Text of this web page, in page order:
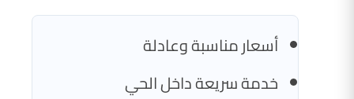
أسعار مناسبة وعادلة
خدمة سريعة داخل الحي